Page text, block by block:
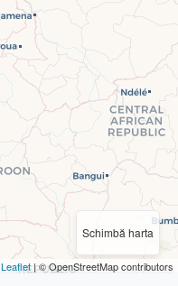
Schimbă harta
Leaflet| © OpenStreetMap contributors